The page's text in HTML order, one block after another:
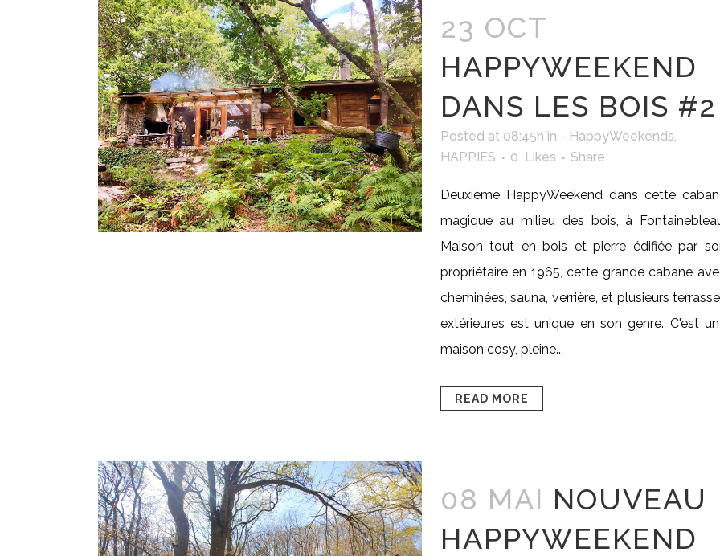
23 OCT
HAPPYWEEKEND
DANS LES BOIS #2
Posted at 08:45h in - HappyWeekends,
HAPPIES
0 Likes Share
Deuxième HappyWeekend dans cette
magique au milieu des bois, à
Maison tout en bois et pierre édifiée par
propriétaire en 1965, cette grande cabane
cheminées, sauna, verrière, et plusieurs
extérieures est unique en son genre. C'est
maison cosy, pleine...
READ MORE
08 MAI NOUVEAU
HAPPYWEEKEND